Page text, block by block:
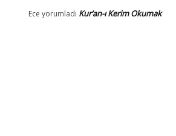
Ece yorumladı Kur’an-ı Kerim Okumak